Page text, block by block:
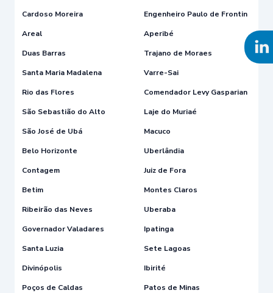
Cardoso Moreira
Engenheiro Paulo de Frontin
Areal
Aperibé
Duas Barras
Trajano de Moraes
Santa Maria Madalena
Varre-Sai
Rio das Flores
Comendador Levy Gasparian
São Sebastião do Alto
Laje do Muriaé
São José de Ubá
Macuco
Belo Horizonte
Uberlândia
Contagem
Juiz de Fora
Betim
Montes Claros
Ribeirão das Neves
Uberaba
Governador Valadares
Ipatinga
Santa Luzia
Sete Lagoas
Divinópolis
Ibirité
Poços de Caldas
Patos de Minas